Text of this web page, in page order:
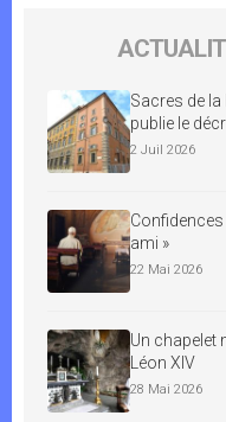
Sacres de la
publie le
2 Juil 2026
Confidences
ami »
22 Mai 2026
Un chapelet
Léon XIV
28 Mai 2026